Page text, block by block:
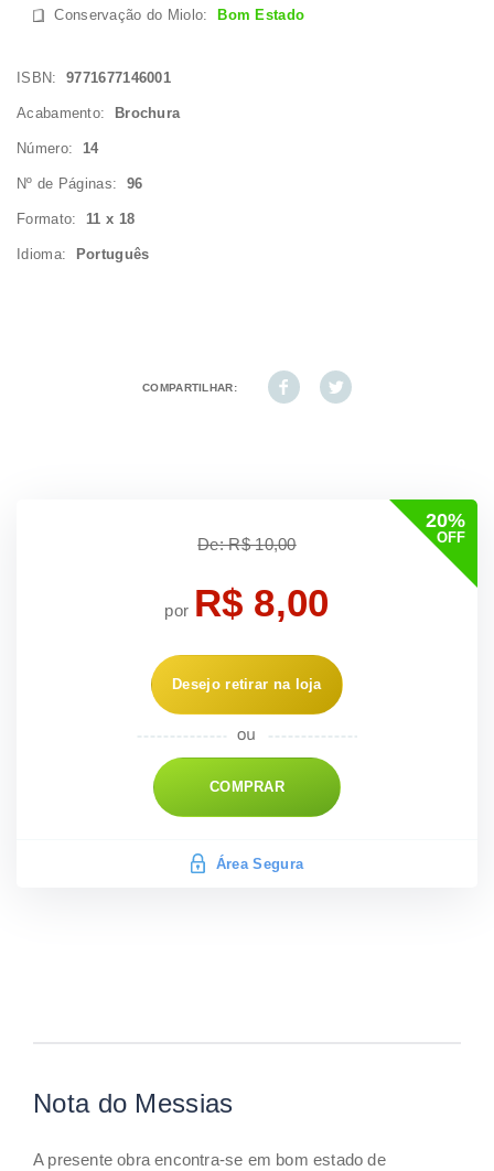
Conservação do Miolo:Bom Estado
ISBN:9771677146001
Acabamento: Brochura
Número: 14
Nº de Páginas: 96
Formato: 11 x 18
Idioma: Português
COMPARTILHAR:
20%
OFF
De: R$ 10,00
por R$ 8,00
Desejo retirar na loja
COMPRAR
Área Segura
Nota do Messias
A presente obra encontra-se em bom estado de